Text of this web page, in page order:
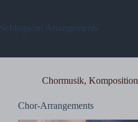
Schlagwort Arrangements
Chormusik, Komposition
Chor-Arrangements